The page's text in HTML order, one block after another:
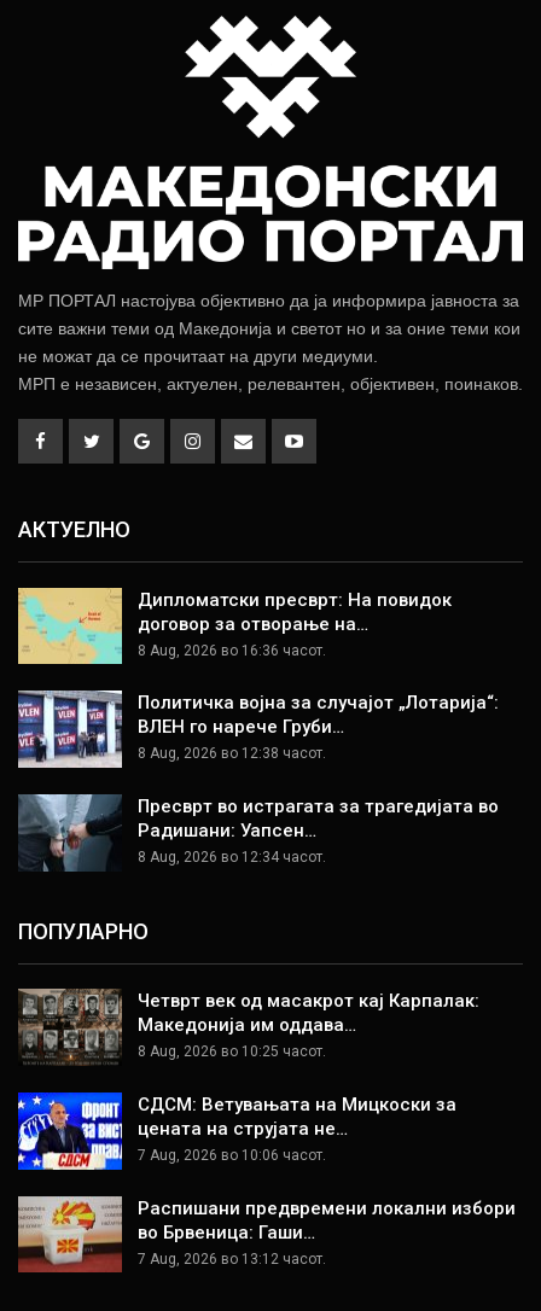
МР ПОРТАЛ настојува објективно да ја информира јавноста за
сите важни теми од Македонија и светот но и за оние теми кои
не можат да се прочитаат на други медиуми.
МРП е независен, актуелен, релевантен, објективен, поинаков.
АКТУЕЛНО
Дипломатски пресврт: На повидок
договор за отворање на…
8 Aug, 2026 во 16:36 часот.
Политичка војна за случајот „Лотарија“:
ВЛЕН го нарече Груби…
8 Aug, 2026 во 12:38 часот.
Пресврт во истрагата за трагедијата во
Радишани: Уапсен…
8 Aug, 2026 во 12:34 часот.
ПОПУЛАРНО
Четврт век од масакрот кај Карпалак:
Македонија им оддава…
8 Aug, 2026 во 10:25 часот.
СДСМ: Ветувањата на Мицкоски за
цената на струјата не…
7 Aug, 2026 во 10:06 часот.
Распишани предвремени локални избори
во Брвеница: Гаши…
7 Aug, 2026 во 13:12 часот.